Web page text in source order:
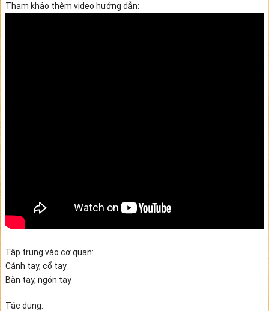
Tham khảo thêm video hướng dẫn:
Tập trung vào cơ quan:
Cánh tay, cổ tay
Bàn tay, ngón tay
Tác dụng: